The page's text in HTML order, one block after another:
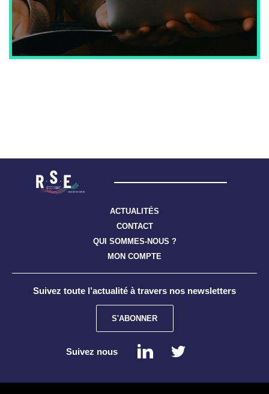
ACTUALITÉS
CONTACT
QUI SOMMES-NOUS ?
MON COMPTE
Suivez toute l’actualité à travers nos newsletters
S'ABONNER